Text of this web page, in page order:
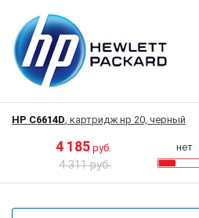
HP C6614D, картридж нр 20, черный
4 185 руб.
4 311 руб.
нет